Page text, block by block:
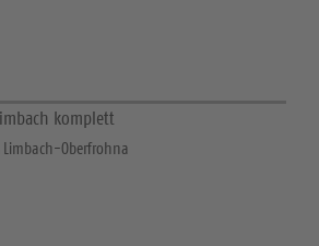
komplett
Limbach-Oberfrohna